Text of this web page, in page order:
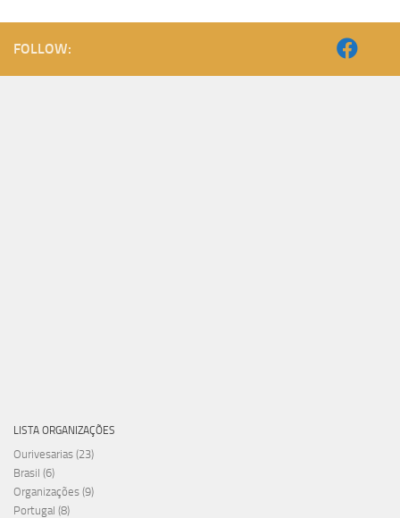
FOLLOW:
LISTA ORGANIZAÇÕES
Ourivesarias (23)
Brasil (6)
Organizações (9)
Portugal (8)